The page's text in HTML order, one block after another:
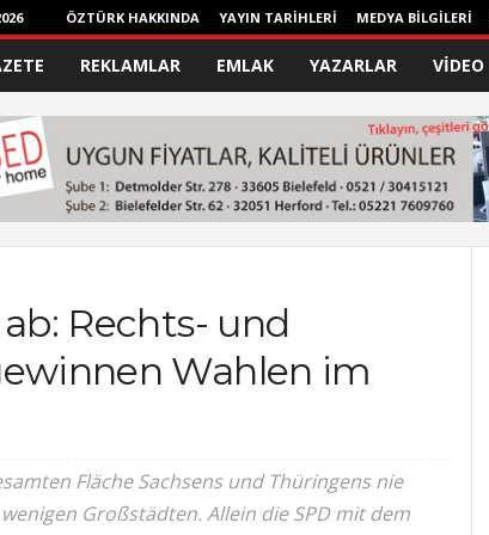
ÖZTÜRK HAKKINDA YAYIN TARİHLERİ MEDYA BİLGİLERİ
REKLAMLAR EMLAK YAZARLAR VİDEO
Rechts- und
Wahlen im
Fläche Sachsens und Thüringens nie
Großstädten. Allein die SPD mit dem